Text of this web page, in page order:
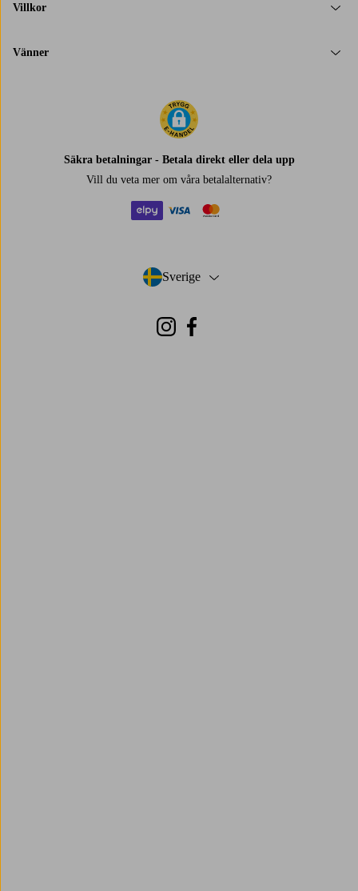
Villkor
Vänner
Säkra betalningar - Betala direkt eller dela upp
Vill du veta mer om våra betalalternativ?
Sverige
- Välj land